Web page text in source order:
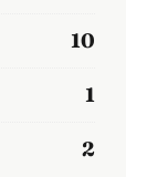
10
1
2